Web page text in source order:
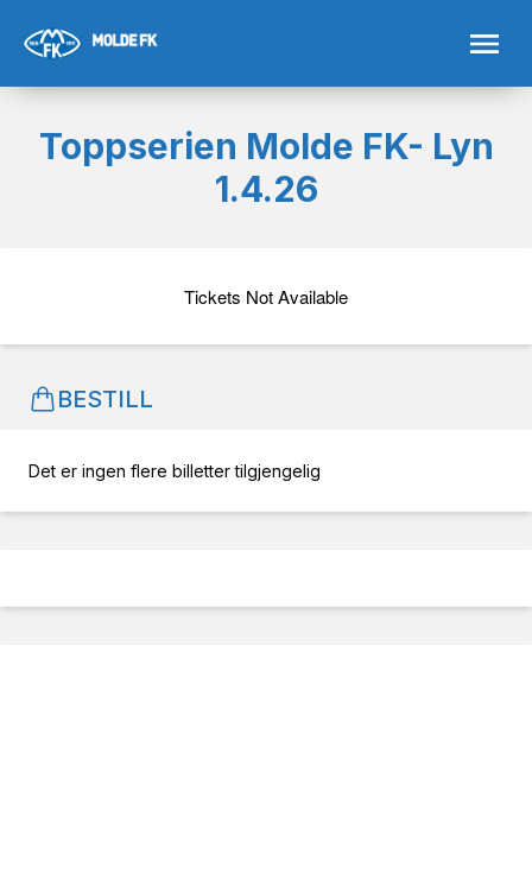
Toppserien Molde FK- Lyn
1.4.26
Tickets Not Available
BESTILL
Det er ingen flere billetter tilgjengelig